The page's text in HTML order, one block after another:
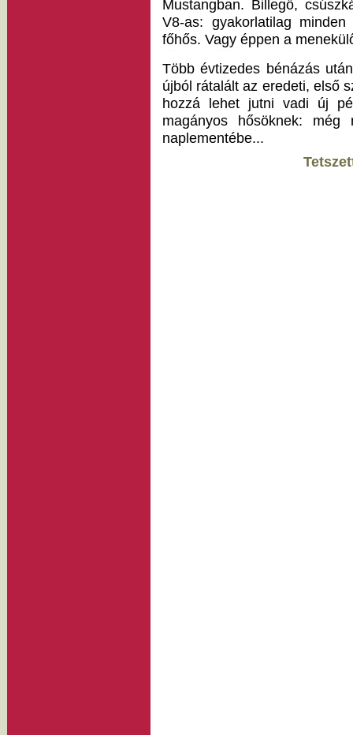
Mustangban. Billegő,
V8-as: gyakorlatilag
főhős. Vagy éppen a
Több évtizedes bénázás
újból rátalált az eredeti, első
hozzá lehet jutni vadi új
magányos hősöknek:
naplementébe...